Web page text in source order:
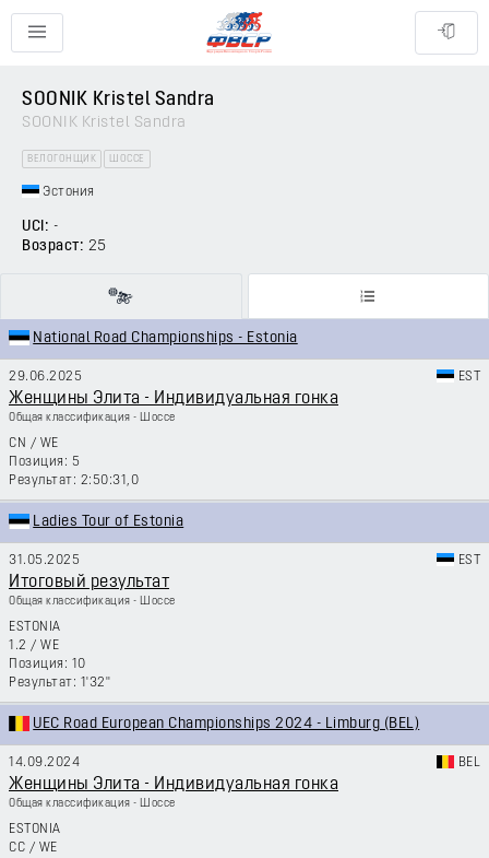
SOONIK Kristel Sandra
SOONIK Kristel Sandra
ВЕЛОГОНЩИК ШОССЕ
Эстония
UCI: -
Возраст: 25
National Road Championships - Estonia
29.06.2025 EST
Женщины Элита - Индивидуальная гонка
Общая классификация - Шоссе
CN / WE
5
2:50:31,0
Ladies Tour of Estonia
31.05.2025 EST
Итоговый результат
Общая классификация - Шоссе
ESTONIA
1.2 / WE
10
1'32''
UEC Road European Championships 2024 - Limburg (BEL)
14.09.2024 BEL
Женщины Элита - Индивидуальная гонка
Общая классификация - Шоссе
ESTONIA
CC / WE